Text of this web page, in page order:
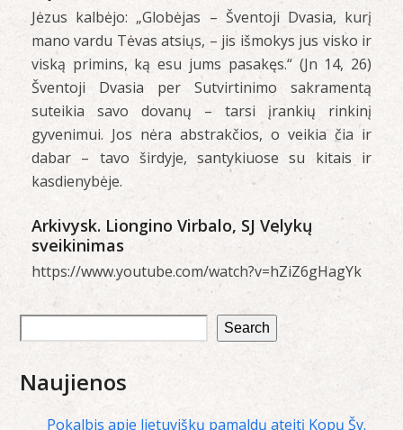
Jėzus kalbėjo: „Globėjas – Šventoji Dvasia, kurį
mano vardu Tėvas atsiųs, – jis išmokys jus visko ir
viską primins, ką esu jums pasakęs.“ (Jn 14, 26)
Šventoji Dvasia per Sutvirtinimo sakramentą
suteikia savo dovanų – tarsi įrankių rinkinį
gyvenimui. Jos nėra abstrakčios, o veikia čia ir
dabar – tavo širdyje, santykiuose su kitais ir
kasdienybėje.
Arkivysk. Liongino Virbalo, SJ Velykų
sveikinimas
https://www.youtube.com/watch?v=hZiZ6gHagYk
Search
Naujienos
Pokalbis apie lietuviškų pamaldų ateitį Kopų Šv.